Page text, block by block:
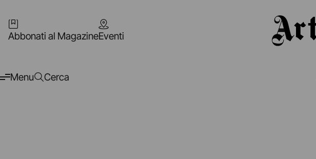
Abbonati al MagazineEventi
Menu Cerca